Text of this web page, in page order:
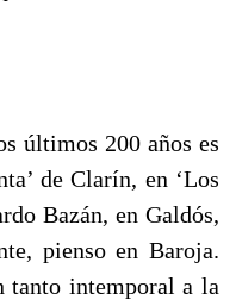
últimos 200 años es
de Clarín, en ‘Los
Bazán, en Galdós,
pienso en Baroja.
tanto intemporal a la